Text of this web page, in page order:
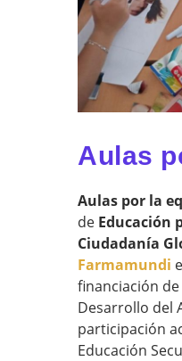
Aulas
Aulas por la
de Educación
Ciudadanía
Farmamundi
financiación
Desarrollo del
participación
Educación